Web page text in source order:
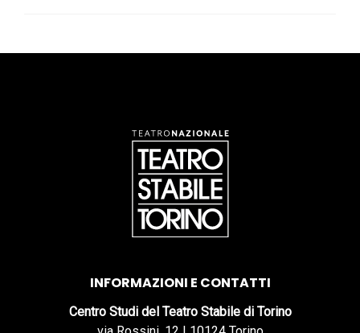
INFORMAZIONI E CONTATTI
Centro Studi del Teatro Stabile di Torino